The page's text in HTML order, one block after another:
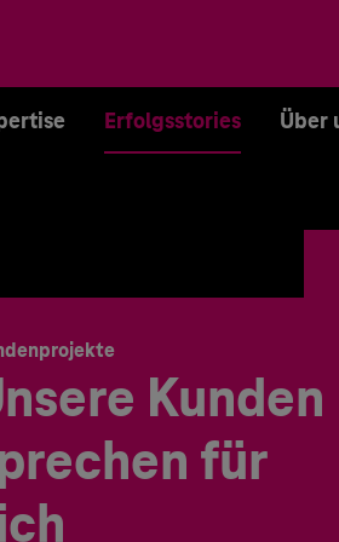
Erfolgsstories Über
Kunden
für